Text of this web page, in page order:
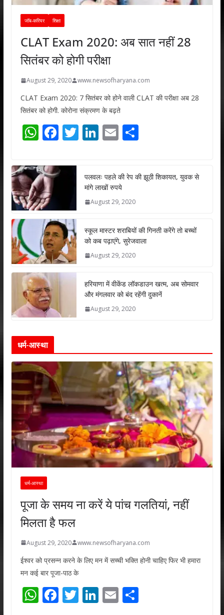
जॉब-करियर शिक्षा
CLAT Exam 2020: अब सात नहीं 28
सितंबर को होगी परीक्षा
August 29, 2020 www.newsofharyana.com
CLAT Exam 2020: 7 सितंबर को होने वाली CLAT की परीक्षा अब 28
सितंबर को होगी. कोरोना संक्रमण के बढ़ते
W
at
s
A
p
p
F
e
b
o
k
T
er
Li
e
dI
n
E
l
S
e
पलवलः पहले की रेप की झूठी शिकायत, युवक से
मांगे लाखों रुपये
August 29, 2020
स्कूल मास्टर शराबियों की गिनती करेंगे तो बच्चों
को कब पढ़ाएंगे, सुरेजवाला
August 29, 2020
हरियाणा में वीकेंड लॉकडाउन खत्म, अब सोमवार
और मंगलवार को बंद रहेंगी दुकानें
August 29, 2020
धर्म-आस्था
धर्म-आस्था
पूजा के समय ना करें ये पांच गलतियां, नहीं
मिलता है फल
August 29, 2020 www.newsofharyana.com
ईश्वर को प्रसन्न करने के लिए मन में सच्ची भक्ति होनी चाहिए फिर भी हमारा
मन कई बार पूजा-पाठ के
W F T Li E S